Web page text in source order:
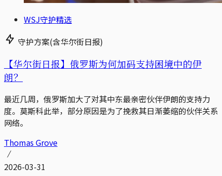
WSJ守护精选
守护方案(含华尔街日报)
【华尔街日报】俄罗斯为何加码支持困境中的伊
朗？
最近几周，俄罗斯加大了对其中东最亲密伙伴伊朗的支持力
度。莫斯科此举，部分原因是为了挽救其日渐萎缩的伙伴关系
网络。
Thomas Grove
2026-03-31